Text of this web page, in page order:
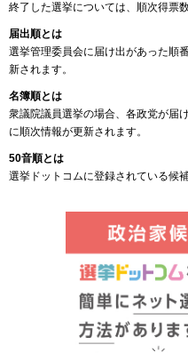
終了した選挙については、順次得票
届出順とは
選挙管理委員会に届け出があった順
新されます。
名簿順とは
衆議院議員選挙の場合、各政党が届
に順次情報が更新されます。
50音順とは
選挙ドットコムに登録されている候